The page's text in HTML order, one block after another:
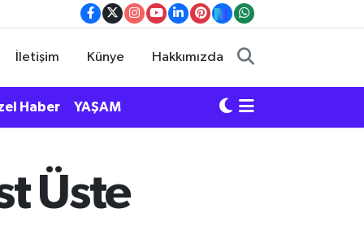
İletişim Künye Hakkımızda
Haber YAŞAM
Üste